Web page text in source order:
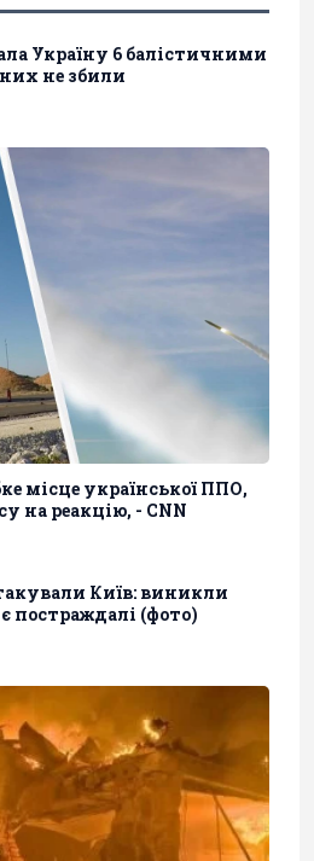
Україну 6 балістичними
не збили
місце української ППО,
на реакцію, - CNN
Київ: виникли
постраждалі (фото)